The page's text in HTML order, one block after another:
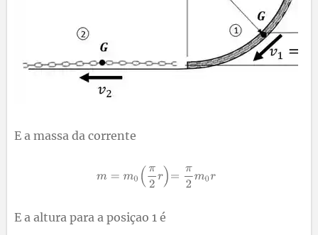
E a massa da corrente
E a altura para a posiçao 1 é